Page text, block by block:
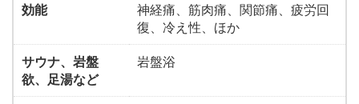
効能
神経痛、筋肉痛、関節痛、疲労回
復、冷え性、ほか
サウナ、岩盤
欲、足湯など
岩盤浴